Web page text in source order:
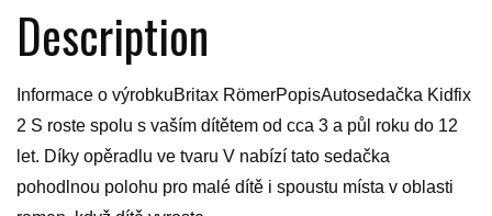
Description
Informace o výrobkuBritax RömerPopisAutosedačka Kidfix
2 S roste spolu s vaším dítětem od cca 3 a půl roku do 12
let. Díky opěradlu ve tvaru V nabízí tato sedačka
pohodlnou polohu pro malé dítě i spoustu místa v oblasti